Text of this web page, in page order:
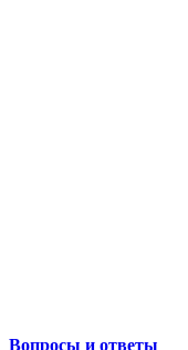
Вопросы и ответы